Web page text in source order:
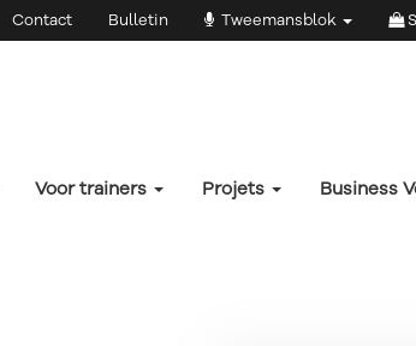
Contact Bulletin Tweemansblok
Voor trainers Projets Business